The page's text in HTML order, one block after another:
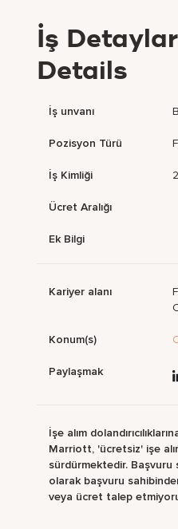
İş
Details
İş unvanı
Pozisyon Türü
İş Kimliği
Ücret Aralığı
Ek Bilgi
Kariyer alanı
Konum(s)
Paylaşmak
İşe alım
Marriott, 'ücretsiz' işe
sürdürmektedir. Başvuru
olarak başvuru
veya ücret talep